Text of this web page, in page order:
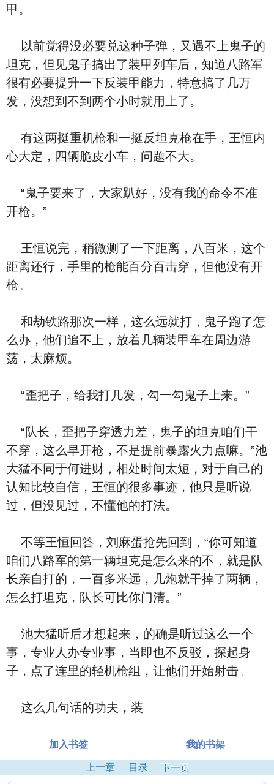
甲。
以前觉得没必要兑这种子弹，又遇不上鬼子的
坦克，但见鬼子搞出了装甲列车后，知道八路军
很有必要提升一下反装甲能力，特意搞了几万
发，没想到不到两个小时就用上了。
有这两挺重机枪和一挺反坦克枪在手，王恒内
心大定，四辆脆皮小车，问题不大。
“鬼子要来了，大家趴好，没有我的命令不准
开枪。”
王恒说完，稍微测了一下距离，八百米，这个
距离还行，手里的枪能百分百击穿，但他没有开
枪。
和劫铁路那次一样，这么远就打，鬼子跑了怎
么办，他们追不上，放着几辆装甲车在周边游
荡，太麻烦。
“歪把子，给我打几发，勾一勾鬼子上来。”
“队长，歪把子穿透力差，鬼子的坦克咱们干
不穿，这么早开枪，不是提前暴露火力点嘛。”池
大猛不同于何进财，相处时间太短，对于自己的
认知比较自信，王恒的很多事迹，他只是听说
过，但没见过，不懂他的打法。
不等王恒回答，刘麻蛋抢先回到，“你可知道
咱们八路军的第一辆坦克是怎么来的不，就是队
长亲自打的，一百多米远，几炮就干掉了两辆，
怎么打坦克，队长可比你门清。”
池大猛听后才想起来，的确是听过这么一个
事，专业人办专业事，当即也不反驳，探起身
子，点了连里的轻机枪组，让他们开始射击。
这么几句话的功夫，装
加入书签 我的书架
上一章 目录 下一页